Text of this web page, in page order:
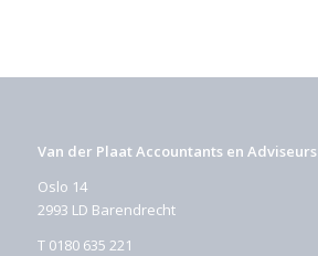
Van der Plaat Accountants en Adviseurs
Oslo 14
2993 LD Barendrecht
T 0180 635 221